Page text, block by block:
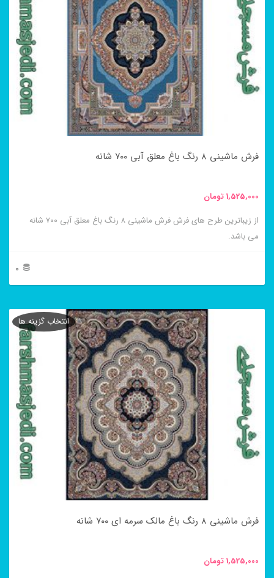
مختلفی
باشد.
گزینه
ها
صفحه
انتخاب
شوند
فرش ماشینی ۸ رنگ باغ معلق آبی ۷۰۰ شانه
1,525,000تومان
از زیباترین طرح های فرش فرش ماشینی ۸ رنگ باغ معلق آبی ۷۰۰ شانه
می باشد.
0
محصول
مختلفی
باشد.
گزینه
ها
صفحه
انتخاب
فرش ماشینی ۸ رنگ باغ مالک سرمه ای ۷۰۰ شانه
1,525,000تومان
انتخاب گزینه ها